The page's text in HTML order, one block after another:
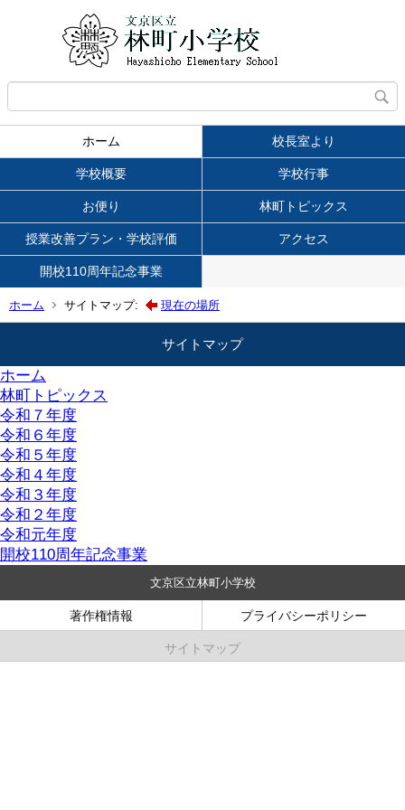
ホーム 校長室より
学校概要 学校行事
お便り 林町トピックス
授業改善プラン・学校評価 アクセス
開校110周年記念事業
ホーム サイトマップ: 現在の場所
サイトマップ
ホーム
林町トピックス
令和７年度
令和６年度
令和５年度
令和４年度
令和３年度
令和２年度
令和元年度
開校110周年記念事業
文京区立林町小学校
著作権情報 プライバシーポリシー
サイトマップ